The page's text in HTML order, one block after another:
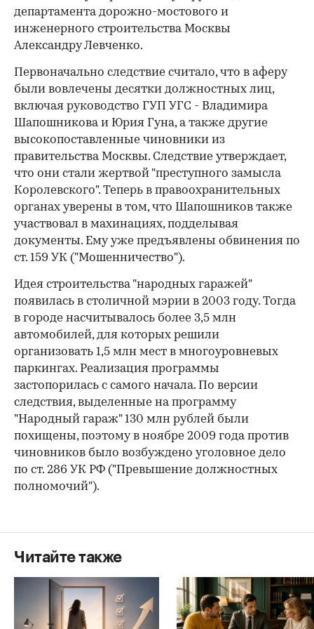
00:00 / 00:00
департамента дорожно-мостового и
инженерного строительства Москвы
Александру Левченко.
Первоначально следствие считало, что в аферу
были вовлечены десятки должностных лиц,
включая руководство ГУП УГС - Владимира
Шапошникова и Юрия Гуна, а также другие
высокопоставленные чиновники из
правительства Москвы. Следствие утверждает,
что они стали жертвой "преступного замысла
Королевского". Теперь в правоохранительных
органах уверены в том, что Шапошников также
участвовал в махинациях, подделывая
документы. Ему уже предъявлены обвинения по
ст. 159 УК ("Мошенничество").
Идея строительства "народных гаражей"
появилась в столичной мэрии в 2003 году. Тогда
в городе насчитывалось более 3,5 млн
автомобилей, для которых решили
организовать 1,5 млн мест в многоуровневых
паркингах. Реализация программы
застопорилась с самого начала. По версии
следствия, выделенные на программу
"Народный гараж" 130 млн рублей были
похищены, поэтому в ноябре 2009 года против
чиновников было возбуждено уголовное дело
по ст. 286 УК РФ ("Превышение должностных
полномочий").
Читайте также